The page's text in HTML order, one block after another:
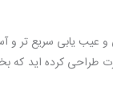
عیب یابی سریع تر و
طراحی کرده اید که